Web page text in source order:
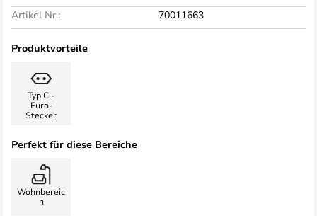
Artikel Nr.:
70011663
Produktvorteile
Typ C -
Euro-
Stecker
Perfekt für diese Bereiche
Wohnbereic
h